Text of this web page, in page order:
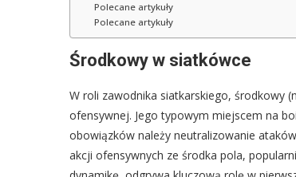
Polecane artykuły
Polecane artykuły
Środkowy w siatkówce
W roli zawodnika siatkarskiego, środkowy
ofensywnej. Jego typowym miejscem na
obowiązków należy neutralizowanie
akcji ofensywnych ze środka pola,